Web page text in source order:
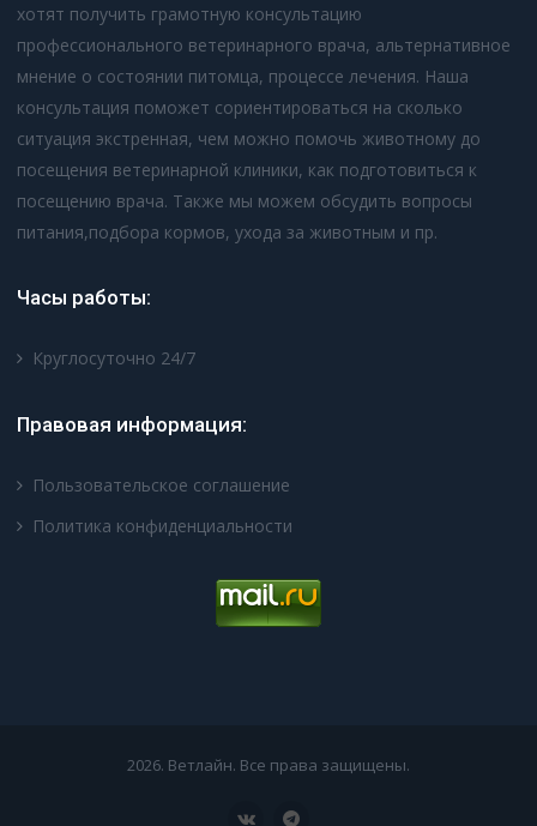
хотят получить грамотную консультацию
профессионального ветеринарного врача, альтернативное
мнение о состоянии питомца, процессе лечения. Наша
консультация поможет сориентироваться на сколько
ситуация экстренная, чем можно помочь животному до
посещения ветеринарной клиники, как подготовиться к
посещению врача. Также мы можем обсудить вопросы
питания,подбора кормов, ухода за животным и пр.
Часы работы:
Круглосуточно 24/7
Правовая информация:
Пользовательское соглашение
Политика конфиденциальности
2026. Ветлайн. Все права защищены.